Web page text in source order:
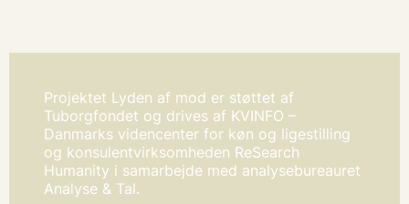
Projektet Lyden af mod er støttet af
Tuborgfondet og drives af KVINFO –
Danmarks videncenter for køn og ligestilling
og konsulentvirksomheden ReSearch
Humanity i samarbejde med analysebureauret
Analyse & Tal.